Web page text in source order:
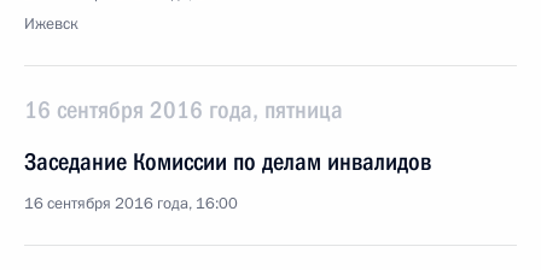
Ижевск
16 сентября 2016 года, пятница
Заседание Комиссии по делам инвалидов
16 сентября 2016 года, 16:00